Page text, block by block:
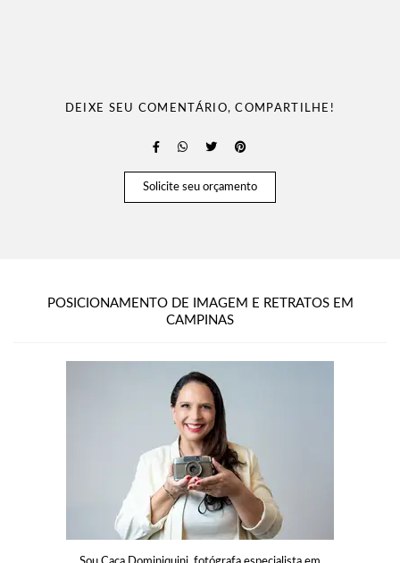
DEIXE SEU COMENTÁRIO, COMPARTILHE!
Solicite seu orçamento
POSICIONAMENTO DE IMAGEM E RETRATOS EM
CAMPINAS